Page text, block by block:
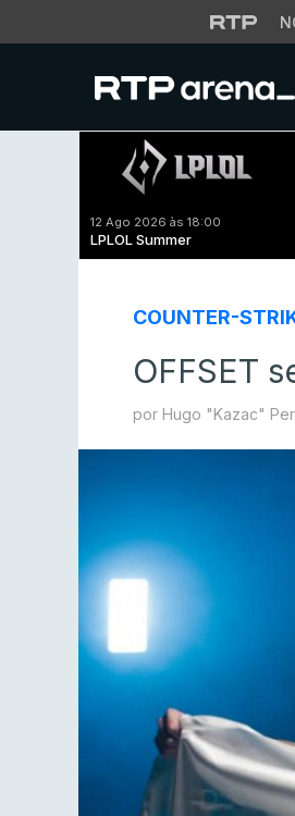
12 Ago 2026 às 18:00
LPLOL Summer
COUNTER-
OFFSET
por Hugo "Kazac"